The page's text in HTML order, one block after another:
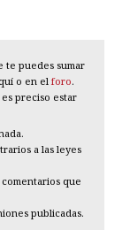
te puedes sumar
o en el foro.
preciso estar
a las leyes
que
publicadas.